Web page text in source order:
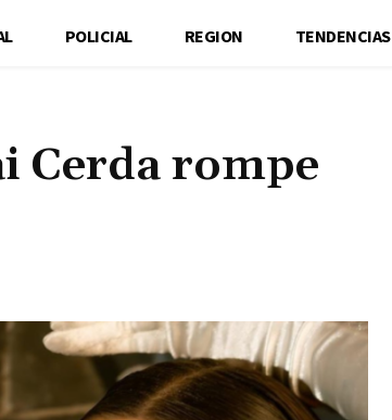
POLICIAL REGION TENDENCIAS
Cerda rompe